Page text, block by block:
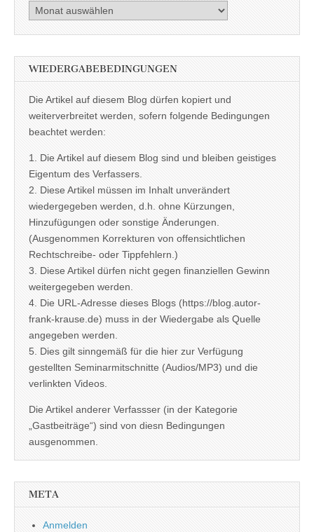
Archiv
WIEDERGABEBEDINGUNGEN
Die Artikel auf diesem Blog dürfen kopiert und
weiterverbreitet werden, sofern folgende Bedingungen
beachtet werden:
1. Die Artikel auf diesem Blog sind und bleiben geistiges
Eigentum des Verfassers.
2. Diese Artikel müssen im Inhalt unverändert
wiedergegeben werden, d.h. ohne Kürzungen,
Hinzufügungen oder sonstige Änderungen.
(Ausgenommen Korrekturen von offensichtlichen
Rechtschreibe- oder Tippfehlern.)
3. Diese Artikel dürfen nicht gegen finanziellen Gewinn
weitergegeben werden.
4. Die URL-Adresse dieses Blogs (https://blog.autor-
frank-krause.de) muss in der Wiedergabe als Quelle
angegeben werden.
5. Dies gilt sinngemäß für die hier zur Verfügung
gestellten Seminarmitschnitte (Audios/MP3) und die
verlinkten Videos.
Die Artikel anderer Verfassser (in der Kategorie
„Gastbeiträge“) sind von diesn Bedingungen
ausgenommen.
META
Anmelden